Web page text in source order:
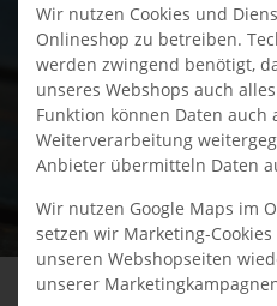
Wir nutzen Cookies und
Onlineshop zu betreiben.
werden zwingend benötigt,
unseres Webshops auch
Funktion können Daten
Weiterverarbeitung
Anbieter übermitteln Daten
Wir nutzen Google Maps im
setzen wir Marketing-
unseren Webshopseiten
unserer